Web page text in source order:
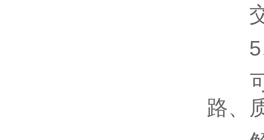
交
5、
可
路、